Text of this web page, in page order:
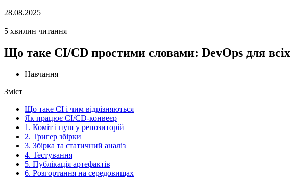
28.08.2025
5 хвилин читання
Що таке CI/CD простими словами: DevOps для всіх
Навчання
Зміст
Що таке CI і чим відрізняються
Як працює CI/CD-конвеєр
1. Коміт і пуш у репозиторій
2. Тригер збірки
3. Збірка та статичний аналіз
4. Тестування
5. Публікація артефактів
6. Розгортання на середовищах